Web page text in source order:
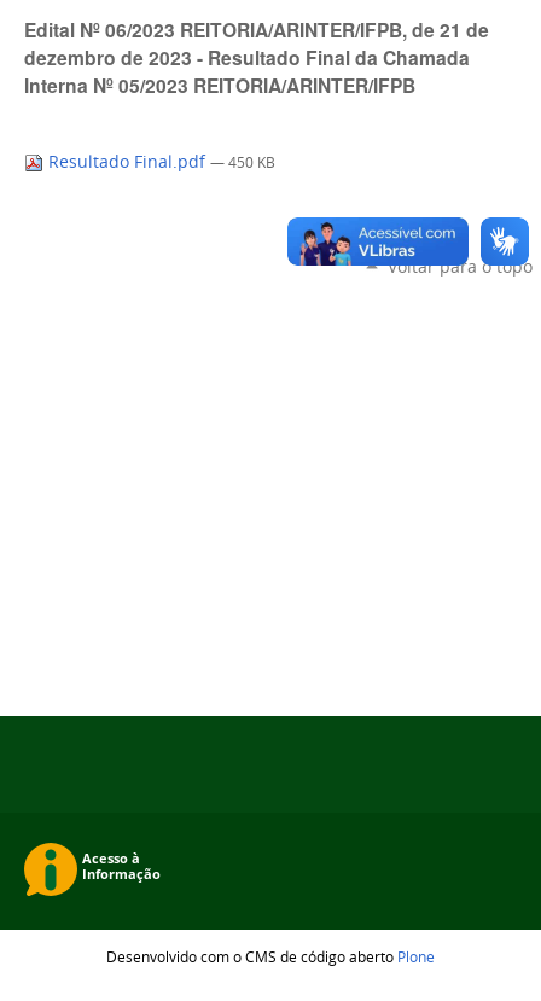
Edital Nº 06/2023 REITORIA/ARINTER/IFPB, de 21 de
dezembro de 2023 - Resultado Final da Chamada
Interna Nº 05/2023 REITORIA/ARINTER/IFPB
Resultado Final.pdf — 450 KB
Voltar para o topo
Desenvolvido com o CMS de código aberto Plone